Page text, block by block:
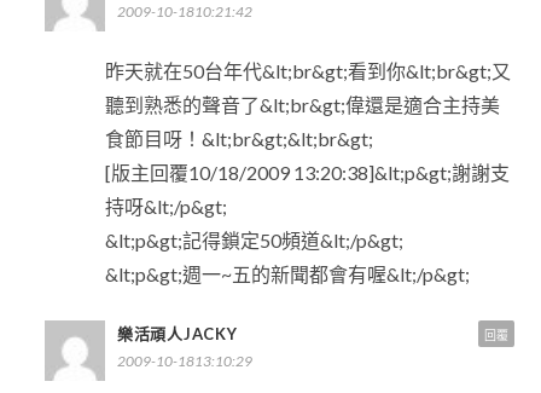
2009-10-1810:21:42
昨天就在50台年代&lt;br&gt;看到你&lt;br&gt;又
聽到熟悉的聲音了&lt;br&gt;偉還是適合主持美
食節目呀！&lt;br&gt;&lt;br&gt;
[版主回覆10/18/2009 13:20:38]&lt;p&gt;謝謝支
持呀&lt;/p&gt;
&lt;p&gt;記得鎖定50頻道&lt;/p&gt;
&lt;p&gt;週一~五的新聞都會有喔&lt;/p&gt;
樂活頑人JACKY
2009-10-1813:10:29
回覆